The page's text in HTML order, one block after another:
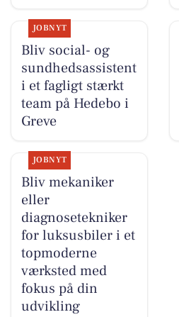
JOBNYT
Bliv social- og
sundhedsassistent
i et fagligt stærkt
team på Hedebo i
Greve
JOBNYT
Bliv mekaniker
eller
diagnosetekniker
for luksusbiler i et
topmoderne
værksted med
fokus på din
udvikling